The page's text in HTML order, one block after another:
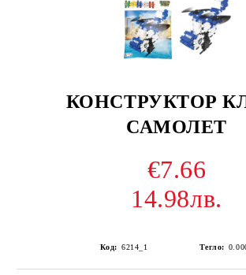
КОНСТРУКТОР
САМОЛЕТ
€7.66
14.98лв.
Код: 6214_1 Тегло: